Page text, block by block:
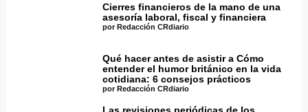
Cierres financieros de la mano de una
asesoría laboral, fiscal y financiera
por Redacción CRdiario
Qué hacer antes de asistir a Cómo
entender el humor británico en la vida
cotidiana: 6 consejos prácticos
por Redacción CRdiario